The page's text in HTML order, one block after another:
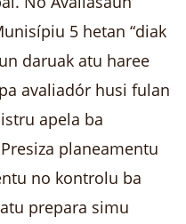
5 hetan “diak
daruak atu haree
avaliadór husi fulan
apela ba
planeamentu
no kontrolu ba
prepara simu